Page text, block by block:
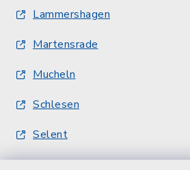
Lammershagen
Martensrade
Mucheln
Schlesen
Selent